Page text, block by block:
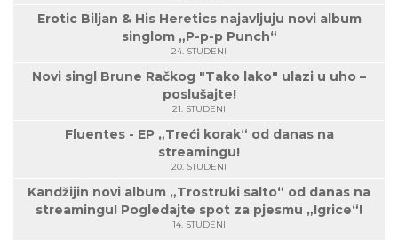
Erotic Biljan & His Heretics najavljuju novi album
singlom „P-p-p Punch“
24. STUDENI
Novi singl Brune Račkog "Tako lako" ulazi u uho –
poslušajte!
21. STUDENI
Fluentes - EP „Treći korak“ od danas na
streamingu!
20. STUDENI
Kandžijin novi album „Trostruki salto“ od danas na
streamingu! Pogledajte spot za pjesmu „Igrice“!
14. STUDENI